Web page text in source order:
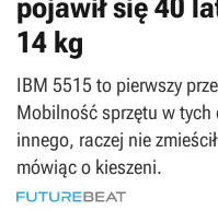
pojawił się 40
14 kg
IBM 5515 to pierwszy
Mobilność sprzętu w tych
innego, raczej nie
mówiąc o kieszeni.